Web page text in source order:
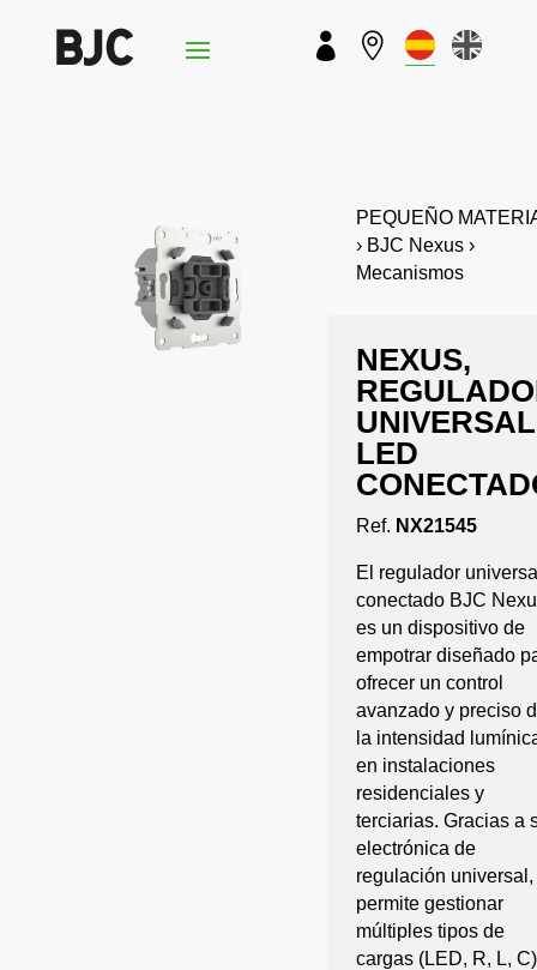
 
PEQUEÑO
› BJC Nexus ›
Mecanismos
NEXUS,
UNIVERSAL
LED
Ref. NX21545
El regulador
conectado BJC
es un dispositivo de
empotrar diseñado
ofrecer un control
avanzado y preciso
la intensidad
en instalaciones
residenciales y
terciarias. Gracias a
electrónica de
regulación universal,
permite gestionar
múltiples tipos de
cargas (LED, R, L,